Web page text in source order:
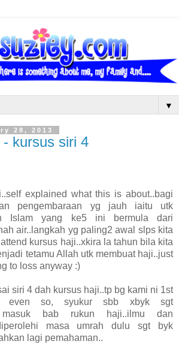
▼
28, 2013
kursus siri 4
explained what this is about..bagi
pengembaraan yg jauh iaitu utk
Islam yang ke5 ini bermula dari
air..langkah yg paling2 awal slps kita
kursus haji..xkira la tahun bila kita
tetamu Allah utk membuat haji..just
to loss anyway :)
siri 4 dah kursus haji..tp bg kami ni 1st
even so, syukur sbb xbyk sgt
masuk bab rukun haji..ilmu dan
masa umrah dulu sgt byk
lagi pemahaman..